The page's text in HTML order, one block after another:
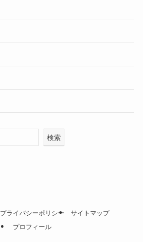
検索
プライバシーポリシー
サイトマップ
プロフィール